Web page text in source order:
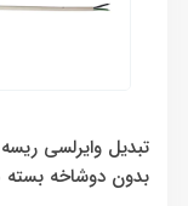
بدون دوشاخه بسته 10 عددی